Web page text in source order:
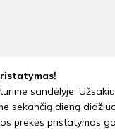
sandėlyje.
sekančią dieną
prekės pristatymas